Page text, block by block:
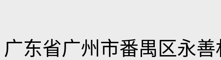
广东省广州市番禺区永